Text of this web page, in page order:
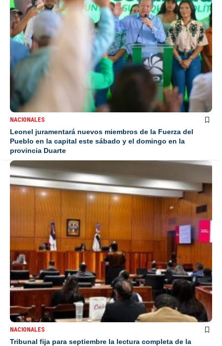
NACIONALES
Leonel juramentará nuevos miembros de la Fuerza del
Pueblo en la capital este sábado y el domingo en la
provincia Duarte
NACIONALES
Tribunal fija para septiembre la lectura completa de la